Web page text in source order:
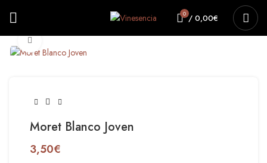
0 / 0,00€
Moret Blanco Joven
3,50€